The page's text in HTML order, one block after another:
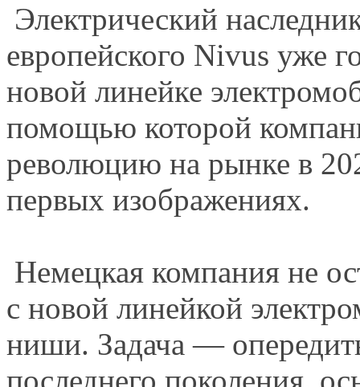
Электрический
европейского Nivus уже
новой линейке
помощью которой
революцию на рынке в
первых изображениях.
Немецкая компания не
с новой линейкой
ниши. Задача —
последнего поколения,